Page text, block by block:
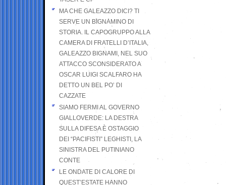
MA CHE GALEAZZO DICI? TI
SERVE UN BIGNAMINO DI
STORIA. IL CAPOGRUPPO ALLA
CAMERA DI FRATELLI D’ITALIA,
GALEAZZO BIGNAMI, NEL SUO
ATTACCO SCONSIDERATO A
OSCAR LUIGI SCALFARO HA
DETTO UN BEL PO’ DI
CAZZATE
SIAMO FERMI AL GOVERNO
GIALLOVERDE: LA DESTRA
SULLA DIFESA È OSTAGGIO
DEI “PACIFISTI” LEGHISTI, LA
SINISTRA DEL PUTINIANO
CONTE
LE ONDATE DI CALORE DI
QUEST’ESTATE HANNO